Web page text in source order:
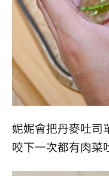
妮妮會把丹麥吐司
咬下一次都有肉菜